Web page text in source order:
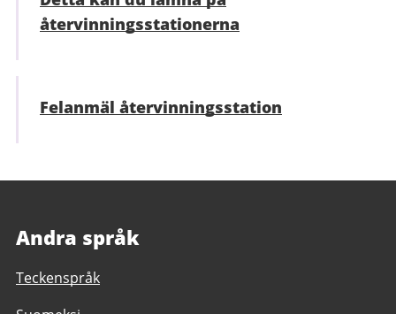
återvinningsstationerna
Felanmäl återvinningsstation
Andra språk
Teckenspråk